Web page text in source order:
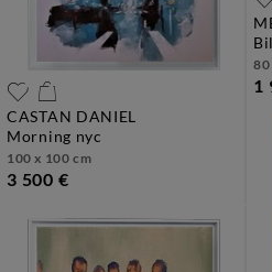
80
1
CASTAN DANIEL
morning nyc
100 x 100 cm
3 500 €